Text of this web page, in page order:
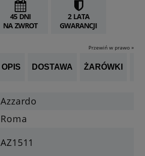
45 DNI
NA ZWROT
2 LATA
GWARANCJI
Przewiń w prawo »
OPIS DOSTAWA ŻARÓWKI
Azzardo
Roma
AZ1511